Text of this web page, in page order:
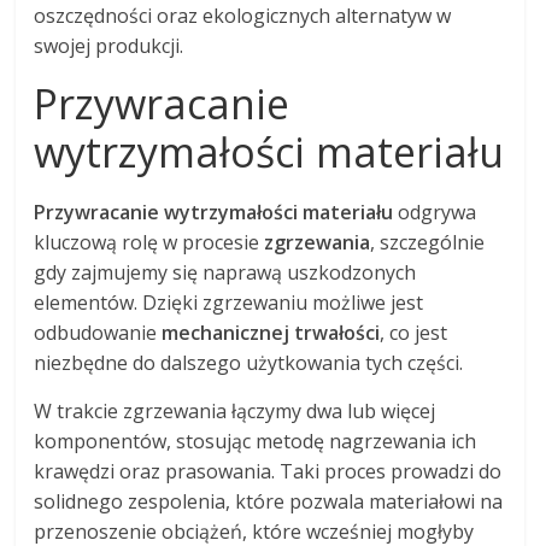
oszczędności oraz ekologicznych alternatyw w
swojej produkcji.
Przywracanie
wytrzymałości materiału
Przywracanie wytrzymałości materiału odgrywa
kluczową rolę w procesie zgrzewania, szczególnie
gdy zajmujemy się naprawą uszkodzonych
elementów. Dzięki zgrzewaniu możliwe jest
odbudowanie mechanicznej trwałości, co jest
niezbędne do dalszego użytkowania tych części.
W trakcie zgrzewania łączymy dwa lub więcej
komponentów, stosując metodę nagrzewania ich
krawędzi oraz prasowania. Taki proces prowadzi do
solidnego zespolenia, które pozwala materiałowi na
przenoszenie obciążeń, które wcześniej mogłyby